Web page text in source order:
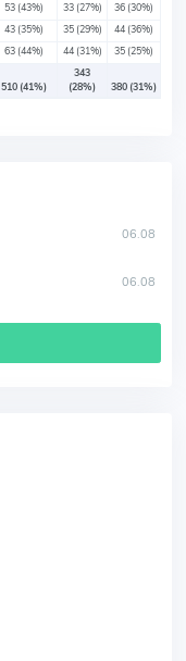
53 (43%) 33 (27%) 36 (30%)
43 (35%) 35 (29%) 44 (36%)
63 (44%) 44 (31%) 35 (25%)
510 (41%)
343
(28%)
380 (31%)
06.08
06.08